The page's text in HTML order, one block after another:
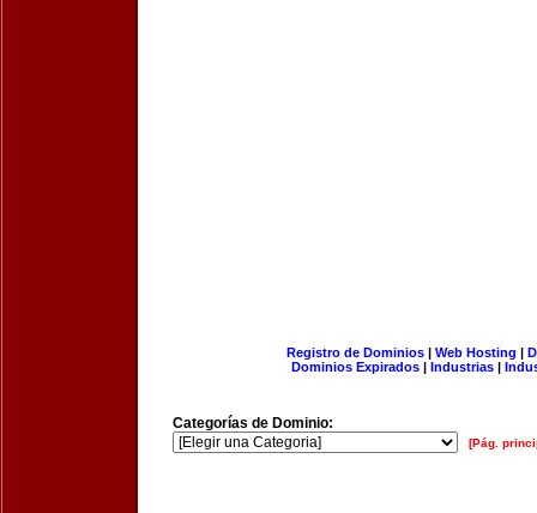
Registro de Dominios| Web Hosting |
Dominios Expirados | Industrias |
Categorías de Dominio:
[Pág.